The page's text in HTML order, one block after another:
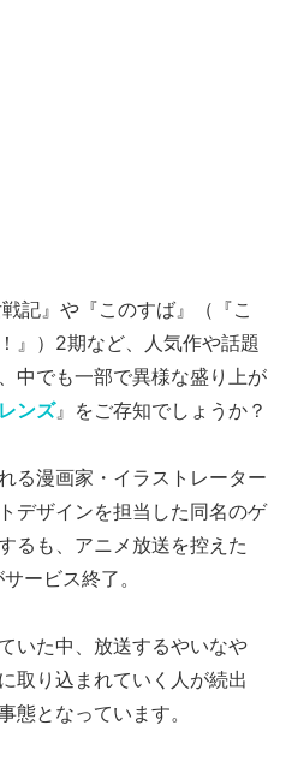
記』や『このすば』（『こ
』）2期など、人気作や話題
中でも一部で異様な盛り上が
ンズ』をご存知でしょうか？
る漫画家・イラストレーター
デザインを担当した同名のゲ
るも、アニメ放送を控えた
ービス終了。
いた中、放送するやいなや
取り込まれていく人が続出
態となっています。